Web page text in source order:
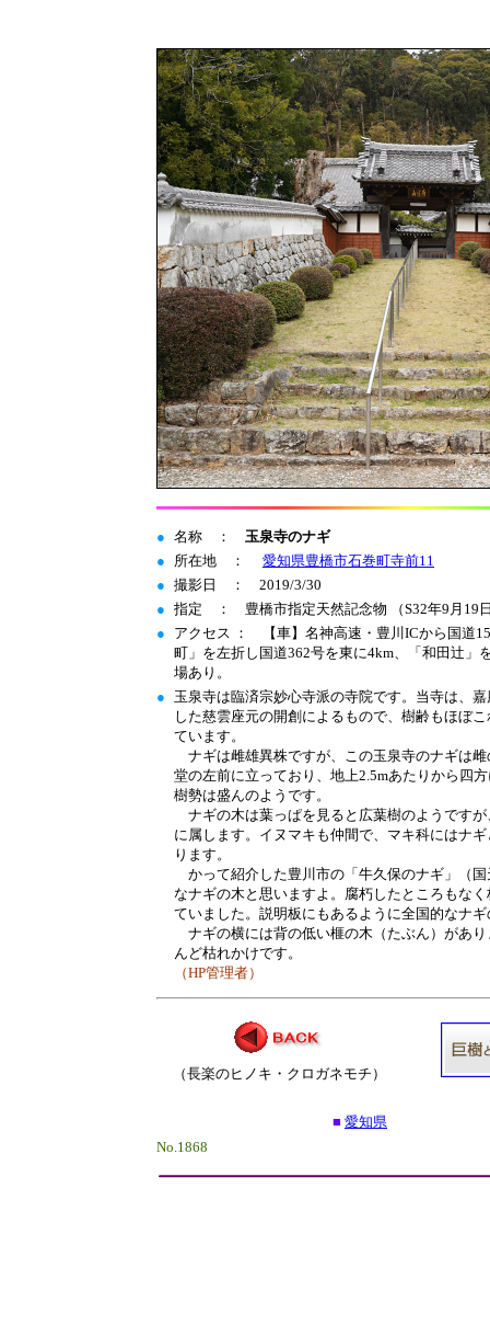
● 名称 ： 玉泉寺のナギ
●
所在地 ： 愛知県豊橋市石巻町寺前11
● 撮影日 ： 2019/3/30
● 指定 ： 豊橋市指定天然記念物 （S32年9月19
●
アクセス ： 【車】名神高速・豊川ICから国道
町」を左折し国道362号を東に4km、「和田辻」
場あり。
●
玉泉寺は臨済宗妙心寺派の寺院です。当寺は、
した慈雲座元の開創によるもので、樹齢もほぼ
ています。
ナギは雌雄異株ですが、この玉泉寺のナギは
堂の左前に立っており、地上2.5mあたりから四
樹勢は盛んのようです。
ナギの木は葉っぱを見ると広葉樹のようです
に属します。イヌマキも仲間で、マキ科にはナ
ります。
かって紹介した豊川市の「牛久保のナギ」（
なナギの木と思いますよ。腐朽したところもな
ていました。説明板にもあるように全国的なナ
ナギの横には背の低い榧の木（たぶん）があ
んど枯れかけです。
（HP管理者）
（長楽のヒノキ・クロガネモチ）
■ 愛知県
No.1868